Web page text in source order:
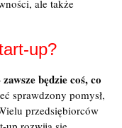
ale także
up?
będzie coś, co
sprawdzony pomysł,
przedsiębiorców